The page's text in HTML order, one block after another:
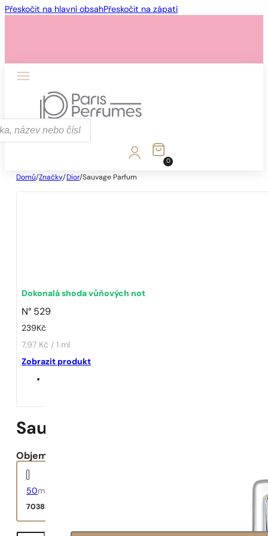
Přeskočit na hlavní obsahPřeskočit na zápatí
0
Domů/Značky/ Dior/Sauvage Parfum
Dokonalá shoda vůňových not
N° 529
239 Kč
7,97 Kč / 1 ml
Zobrazit produkt
Sauvage Parfum
Objem:
50ml
7038